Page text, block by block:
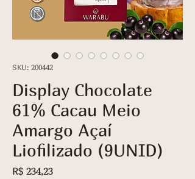
SKU: 200442
Display Chocolate
61% Cacau Meio
Amargo Açaí
Liofilizado (9UNID)
R$ 234,23Preço